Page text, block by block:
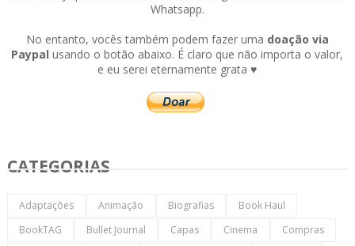
Whatsapp.
No entanto, vocês também podem fazer uma doação via
Paypal usando o botão abaixo. É claro que não importa o valor,
e eu serei eternamente grata ♥
CATEGORIAS
Adaptações Animação Biografias
Book Haul
BookTAG
Bullet Journal Capas Cinema
Compras